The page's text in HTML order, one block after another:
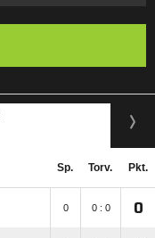
Sp. Torv. Pkt.
0 0 : 0 0